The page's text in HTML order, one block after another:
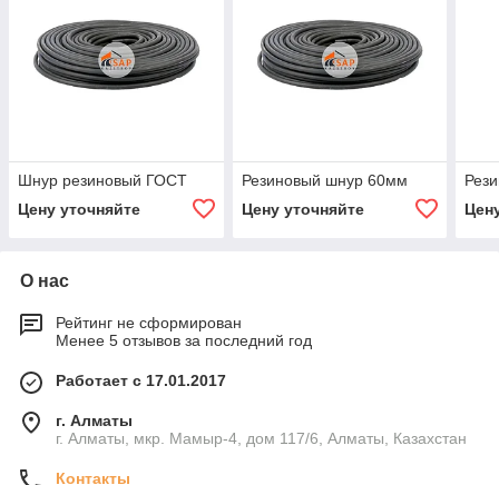
Шнур резиновый ГОСТ
Цену уточняйте
Резиновый шнур 60мм
Цену уточняйте
О нас
Рейтинг не сформирован
Менее 5 отзывов за последний год
Работает с 17.01.2017
г. Алматы
г. Алматы, мкр. Мамыр-4, дом 117/6, Алматы, Казахстан
Контакты